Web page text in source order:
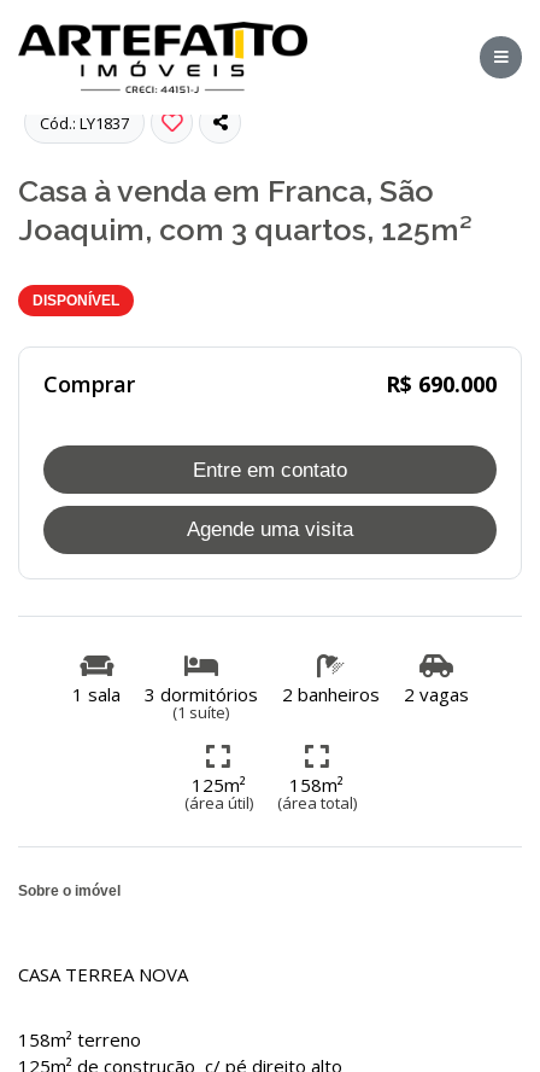
Cód.: LY1837
Casa à venda em Franca, São
Joaquim, com 3 quartos, 125m²
DISPONÍVEL
Comprar R$ 690.000
Entre em contato
Agende uma visita
1 sala 3 dormitórios
(1 suíte)
2 banheiros 2 vagas
125m²
(área útil)
158m²
(área total)
Sobre o imóvel
CASA TERREA NOVA
158m² terreno
125m² de construção c/ pé direito alto